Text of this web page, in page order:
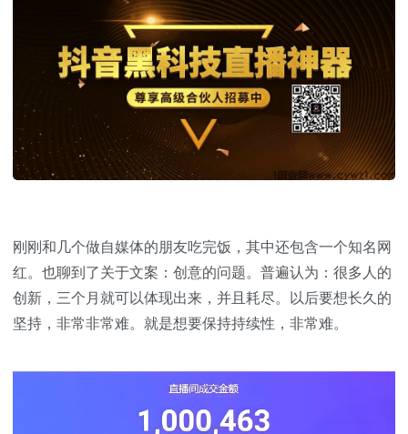
刚刚和几个做自媒体的朋友吃完饭，其中还包含一个知名网
红。也聊到了关于文案：创意的问题。普遍认为：很多人的
创新，三个月就可以体现出来，并且耗尽。以后要想长久的
坚持，非常非常难。就是想要保持持续性，非常难。